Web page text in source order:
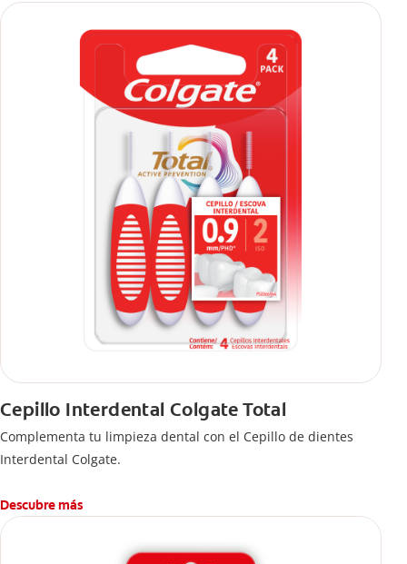
Cepillo Interdental Colgate Total
Complementa tu limpieza dental con el Cepillo de dientes
Interdental Colgate.
Descubre más